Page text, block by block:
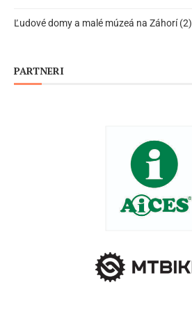
Ľudové domy a malé múzeá na Záhorí (2)
PARTNERI